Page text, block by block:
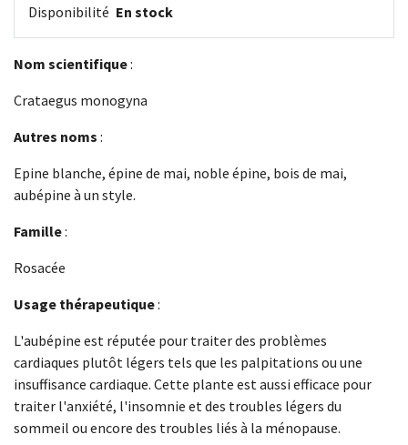
Disponibilité En stock
Nom scientifique:
Crataegus monogyna
Autres noms :
Epine blanche, épine de mai, noble épine, bois de mai,
aubépine à un style.
Famille:
Rosacée
Usage thérapeutique:
L'aubépine est réputée pour traiter des problèmes
cardiaques plutôt légers tels que les palpitations ou une
insuffisance cardiaque. Cette plante est aussi efficace pour
traiter l'anxiété, l'insomnie et des troubles légers du
sommeil ou encore des troubles liés à la ménopause.